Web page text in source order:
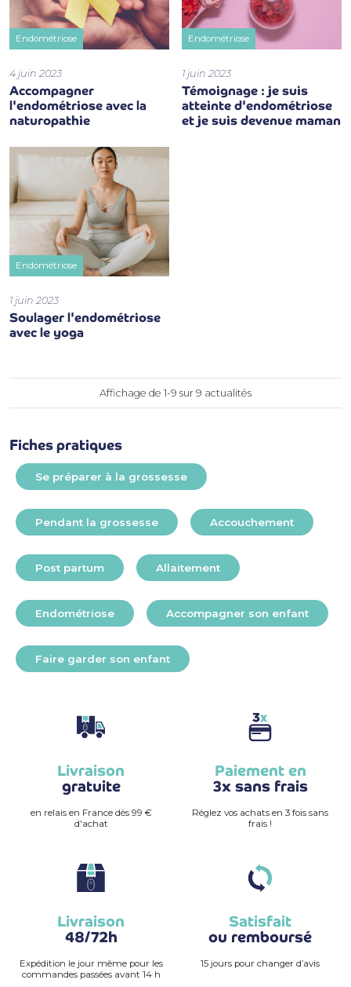
Endométriose
4 juin 2023
Accompagner
l'endométriose avec la
naturopathie
Endométriose
1 juin 2023
Témoignage : je suis
atteinte d'endométriose
et je suis devenue maman
Endométriose
1 juin 2023
Soulager l'endométriose
avec le yoga
Affichage de 1-9 sur 9 actualités
Fiches pratiques
Se préparer à la grossesse
Pendant la grossesse Accouchement
Post partum Allaitement
Endométriose Accompagner son enfant
Faire garder son enfant
Livraison
gratuite
en relais en France dès 99 €
d'achat
Paiement en
3x sans frais
Réglez vos achats en 3 fois sans
frais !
Livraison
48/72h
Expédition le jour même pour les
commandes passées avant 14 h
Satisfait
ou remboursé
15 jours pour changer d’avis